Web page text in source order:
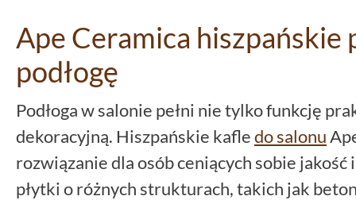
Ape Ceramica hiszpańskie
podłogę
Podłoga w salonie pełni nie tylko funkcję
dekoracyjną. Hiszpańskie kafledo salonu
rozwiązanie dla osób ceniących sobie
płytki o różnych strukturach, takich jak